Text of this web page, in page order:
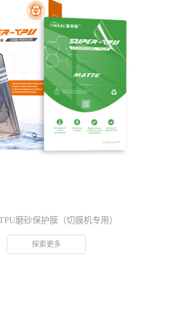
磨砂保护膜（切膜机专用）
探索更多